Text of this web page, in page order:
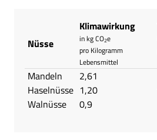
Nüsse
Klimawirkung
in kg CO2e
pro Kilogramm
Lebensmittel
Mandeln 2,61
Haselnüsse 1,20
Walnüsse
0,9